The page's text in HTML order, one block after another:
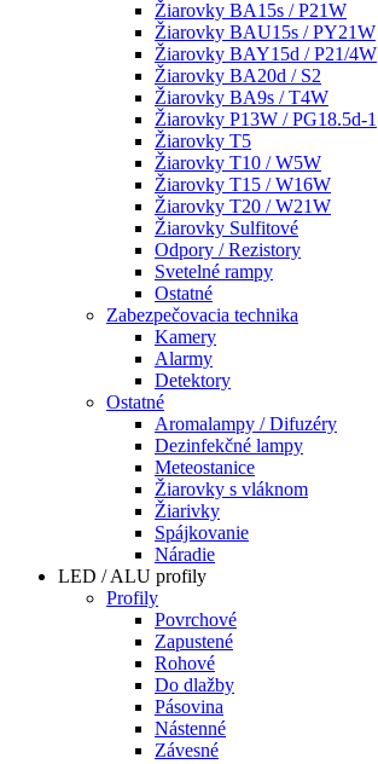
Žiarovky BA15s / P21W
Žiarovky BAU15s / PY21W
Žiarovky BAY15d / P21/4W
Žiarovky BA20d / S2
Žiarovky BA9s / T4W
Žiarovky P13W / PG18.5d-1
Žiarovky T5
Žiarovky T10 / W5W
Žiarovky T15 / W16W
Žiarovky T20 / W21W
Žiarovky Sulfitové
Odpory / Rezistory
Svetelné rampy
Ostatné
Zabezpečovacia technika
Kamery
Alarmy
Detektory
Ostatné
Aromalampy / Difuzéry
Dezinfekčné lampy
Meteostanice
Žiarovky s vláknom
Žiarivky
Spájkovanie
Náradie
LED / ALU profily
Profily
Povrchové
Zapustené
Rohové
Do dlažby
Pásovina
Nástenné
Závesné